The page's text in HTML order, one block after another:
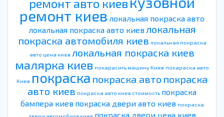
ремонт авто киев
ремонт киев локальная покраска авто
локальная покраска авто киев локальная
покраска автомобиля киев локальная покраска
авто цена киев локальная покраска киев
малярка киев покарасить машину Киев покараска авто
Киев покраска покраска авто покраска
авто киев покраска авто киев стоимость покраска
бампера киев покраска двери авто киев покраска
двери автомобиля киев покраска двери цена киев